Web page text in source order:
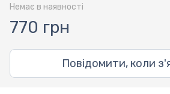
Немає в наявності
770 грн
Повідомити, коли